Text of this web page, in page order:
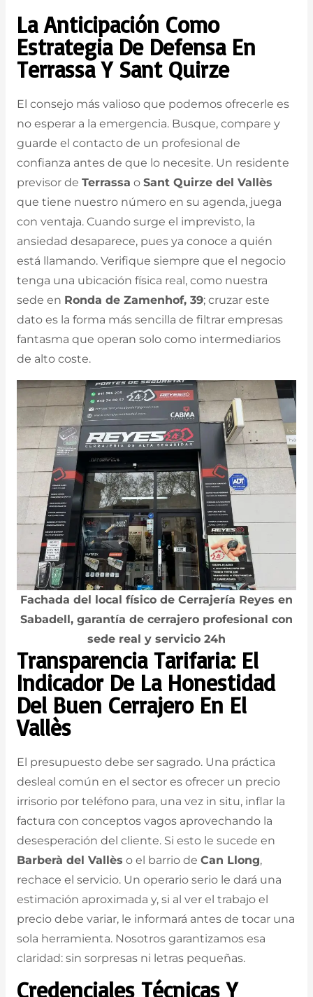
La Anticipación Como
Estrategia De Defensa En
Terrassa Y Sant Quirze
El consejo más valioso que podemos ofrecerle es
no esperar a la emergencia. Busque, compare y
guarde el contacto de un profesional de
confianza antes de que lo necesite. Un residente
previsor de Terrassa o Sant Quirze del Vallès
que tiene nuestro número en su agenda, juega
con ventaja. Cuando surge el imprevisto, la
ansiedad desaparece, pues ya conoce a quién
está llamando. Verifique siempre que el negocio
tenga una ubicación física real, como nuestra
sede en Ronda de Zamenhof, 39; cruzar este
dato es la forma más sencilla de filtrar empresas
fantasma que operan solo como intermediarios
de alto coste.
Fachada del local físico de Cerrajería Reyes en
Sabadell, garantía de cerrajero profesional con
sede real y servicio 24h
Transparencia Tarifaria: El
Indicador De La Honestidad
Del Buen Cerrajero En El
Vallès
El presupuesto debe ser sagrado. Una práctica
desleal común en el sector es ofrecer un precio
irrisorio por teléfono para, una vez in situ, inflar la
factura con conceptos vagos aprovechando la
desesperación del cliente. Si esto le sucede en
Barberà del Vallès o el barrio de Can Llong,
rechace el servicio. Un operario serio le dará una
estimación aproximada y, si al ver el trabajo el
precio debe variar, le informará antes de tocar una
sola herramienta. Nosotros garantizamos esa
claridad: sin sorpresas ni letras pequeñas.
Credenciales Técnicas Y